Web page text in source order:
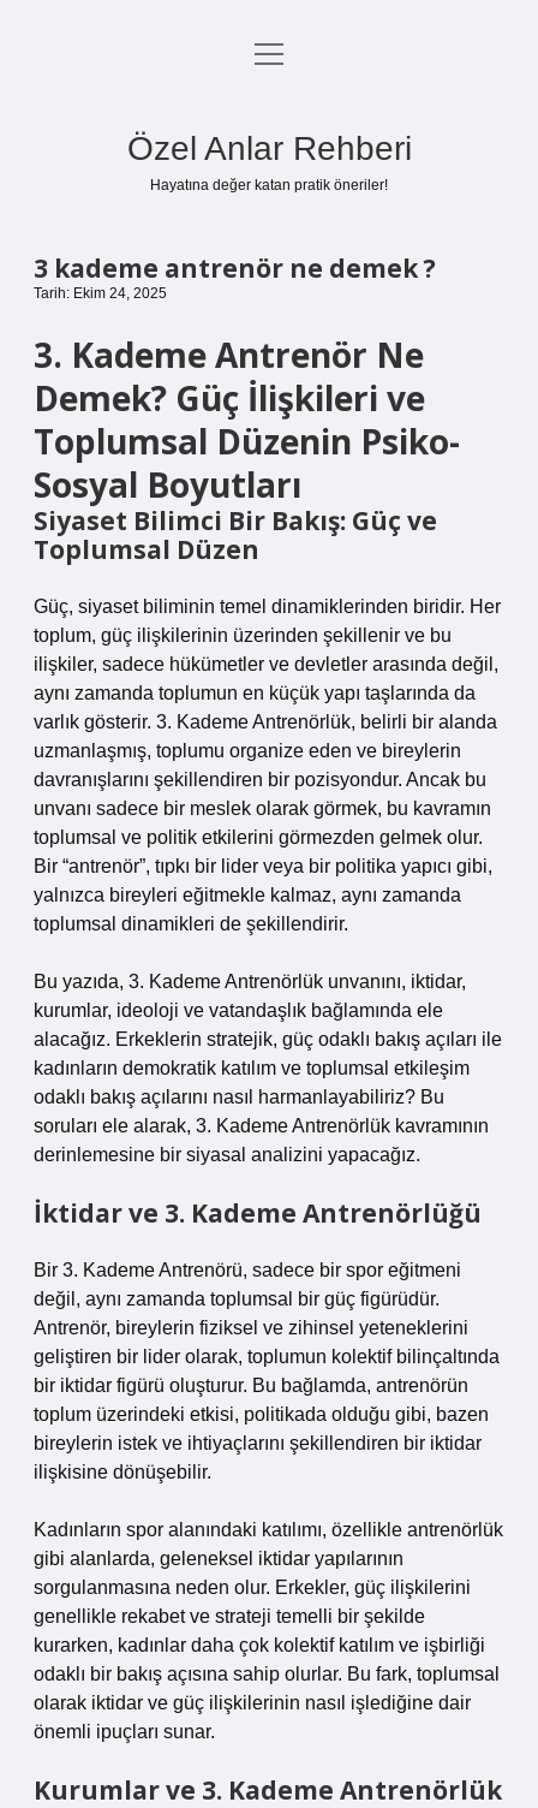
Anasayfa
menüyü
Özel Anlar Rehberi
Hayatına değer katan pratik öneriler!
3 kademe antrenör ne demek ?
Tarih: Ekim 24, 2025
3. Kademe Antrenör Ne
Demek? Güç İlişkileri ve
Toplumsal Düzenin Psiko-
Sosyal Boyutları
Siyaset Bilimci Bir Bakış: Güç ve
Toplumsal Düzen
Güç, siyaset biliminin temel dinamiklerinden biridir. Her
toplum, güç ilişkilerinin üzerinden şekillenir ve bu
ilişkiler, sadece hükümetler ve devletler arasında değil,
aynı zamanda toplumun en küçük yapı taşlarında da
varlık gösterir. 3. Kademe Antrenörlük, belirli bir alanda
uzmanlaşmış, toplumu organize eden ve bireylerin
davranışlarını şekillendiren bir pozisyondur. Ancak bu
unvanı sadece bir meslek olarak görmek, bu kavramın
toplumsal ve politik etkilerini görmezden gelmek olur.
Bir “antrenör”, tıpkı bir lider veya bir politika yapıcı gibi,
yalnızca bireyleri eğitmekle kalmaz, aynı zamanda
toplumsal dinamikleri de şekillendirir.
Bu yazıda, 3. Kademe Antrenörlük unvanını, iktidar,
kurumlar, ideoloji ve vatandaşlık bağlamında ele
alacağız. Erkeklerin stratejik, güç odaklı bakış açıları ile
kadınların demokratik katılım ve toplumsal etkileşim
odaklı bakış açılarını nasıl harmanlayabiliriz? Bu
soruları ele alarak, 3. Kademe Antrenörlük kavramının
derinlemesine bir siyasal analizini yapacağız.
İktidar ve 3. Kademe Antrenörlüğü
Bir 3. Kademe Antrenörü, sadece bir spor eğitmeni
değil, aynı zamanda toplumsal bir güç figürüdür.
Antrenör, bireylerin fiziksel ve zihinsel yeteneklerini
geliştiren bir lider olarak, toplumun kolektif bilinçaltında
bir iktidar figürü oluşturur. Bu bağlamda, antrenörün
toplum üzerindeki etkisi, politikada olduğu gibi, bazen
bireylerin istek ve ihtiyaçlarını şekillendiren bir iktidar
ilişkisine dönüşebilir.
Kadınların spor alanındaki katılımı, özellikle antrenörlük
gibi alanlarda, geleneksel iktidar yapılarının
sorgulanmasına neden olur. Erkekler, güç ilişkilerini
genellikle rekabet ve strateji temelli bir şekilde
kurarken, kadınlar daha çok kolektif katılım ve işbirliği
odaklı bir bakış açısına sahip olurlar. Bu fark, toplumsal
olarak iktidar ve güç ilişkilerinin nasıl işlediğine dair
önemli ipuçları sunar.
Kurumlar ve 3. Kademe Antrenörlük